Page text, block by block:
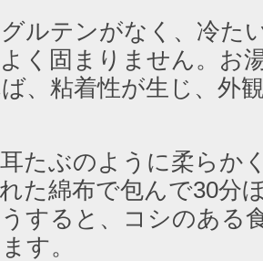
ルテンがなく、冷た
く固まりません。お
、粘着性が生じ、外
たぶのように柔らか
た綿布で包んで30分
すると、コシのある
す。